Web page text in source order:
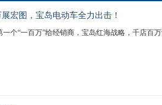
宏图，宝岛电动车全力出击！
一个“一百万”给经销商，宝岛红海战略，千店百